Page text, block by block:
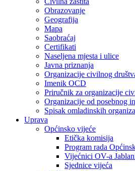
Obrazovanje
Geografija
Mapa
Saobraćaj
Certifikati
Naseljena mjesta i ulice
Javna priznanja
Organizacije civilnog
Imenik OCD
Priručnik za organizacije
Organizacije od posebnog
Spisak omladinskih
Uprava
Općinsko vijeće
Etička komisija
Program rada
Vijećnici OV-a
Sjednice vijeća